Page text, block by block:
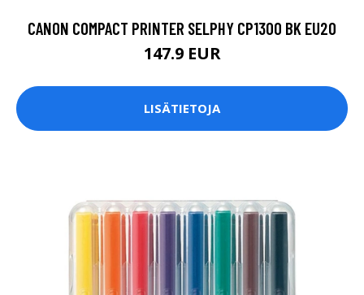
CANON COMPACT PRINTER SELPHY CP1300 BK EU20
147.9 EUR
LISÄTIETOJA